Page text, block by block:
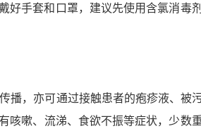
好手套和口罩，建议先使用含氯消毒
播，亦可通过接触患者的疱疹液、被
咳嗽、流涕、食欲不振等症状，少数